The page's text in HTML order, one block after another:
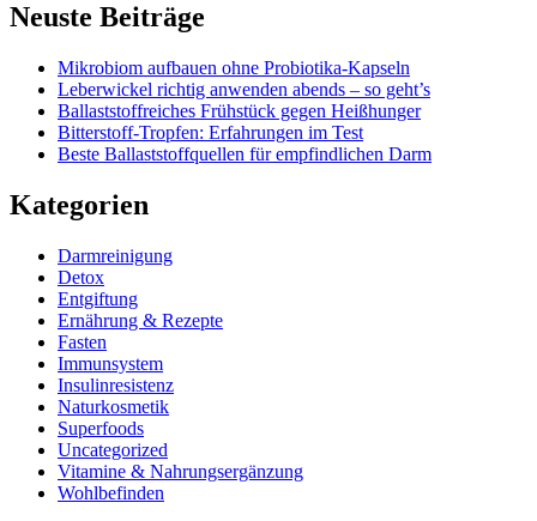
Neuste Beiträge
Mikrobiom aufbauen ohne Probiotika-Kapseln
Leberwickel richtig anwenden abends – so geht’s
Ballaststoffreiches Frühstück gegen Heißhunger
Bitterstoff-Tropfen: Erfahrungen im Test
Beste Ballaststoffquellen für empfindlichen Darm
Kategorien
Darmreinigung
Detox
Entgiftung
Ernährung & Rezepte
Fasten
Immunsystem
Insulinresistenz
Naturkosmetik
Superfoods
Uncategorized
Vitamine & Nahrungsergänzung
Wohlbefinden